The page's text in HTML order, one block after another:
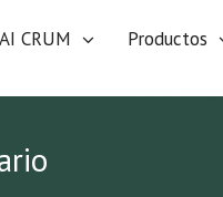
AI CRUM Productos